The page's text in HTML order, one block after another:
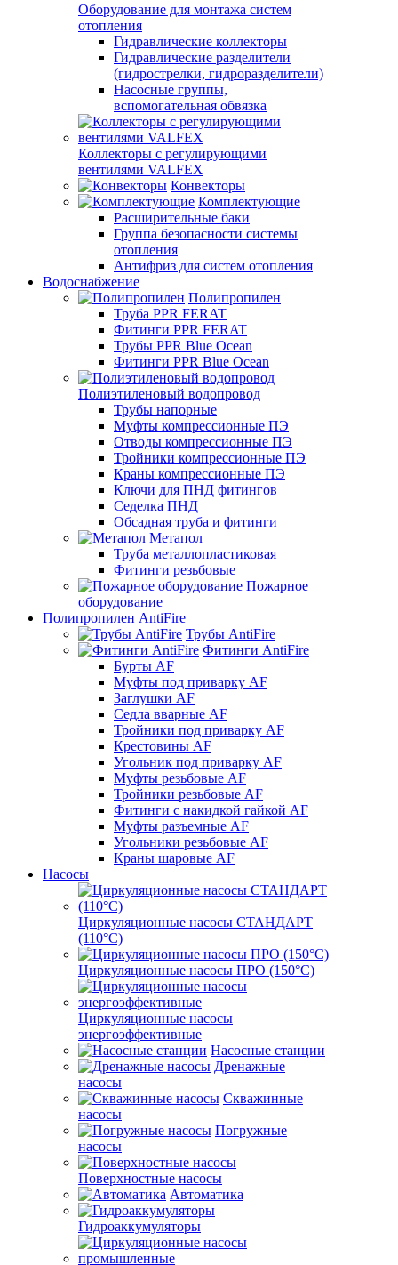
Оборудование для монтажа систем
отопления
Гидравлические коллекторы
Гидравлические разделители
(гидрострелки, гидроразделители)
Насосные группы,
вспомогательная обвязка
Коллекторы с регулирующими
вентилями VALFEX
Конвекторы
Комплектующие
Расширительные баки
Группа безопасности системы
отопления
Антифриз для систем отопления
Водоснабжение
Полипропилен
Труба PPR FERAT
Фитинги PPR FERAT
Трубы PPR Blue Ocean
Фитинги PPR Blue Ocean
Полиэтиленовый водопровод
Трубы напорные
Муфты компрессионные ПЭ
Отводы компрессионные ПЭ
Тройники компрессионные ПЭ
Краны компрессионные ПЭ
Ключи для ПНД фитингов
Седелка ПНД
Обсадная труба и фитинги
Метапол
Труба металлопластиковая
Фитинги резьбовые
Пожарное
оборудование
Полипропилен AntiFire
Трубы AntiFire
Фитинги AntiFire
Бурты AF
Муфты под приварку AF
Заглушки AF
Седла вварные AF
Тройники под приварку AF
Крестовины AF
Угольник под приварку AF
Муфты резьбовые AF
Тройники резьбовые AF
Фитинги с накидкой гайкой AF
Муфты разъемные AF
Угольники резьбовые AF
Краны шаровые AF
Насосы
Циркуляционные насосы СТАНДАРТ
(110°C)
Циркуляционные насосы ПРО (150°C)
Циркуляционные насосы
энергоэффективные
Насосные станции
Дренажные
насосы
Скважинные
насосы
Погружные
насосы
Поверхностные насосы
Автоматика
Гидроаккумуляторы